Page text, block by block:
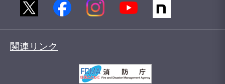
関連リンク